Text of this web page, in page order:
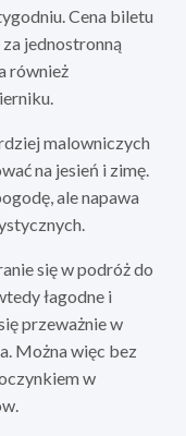
Cena biletu
za jednostronną
również
malowniczych
na jesień i zimę.
ale napawa
się w podróż do
łagodne i
przeważnie w
Można więc bez
w